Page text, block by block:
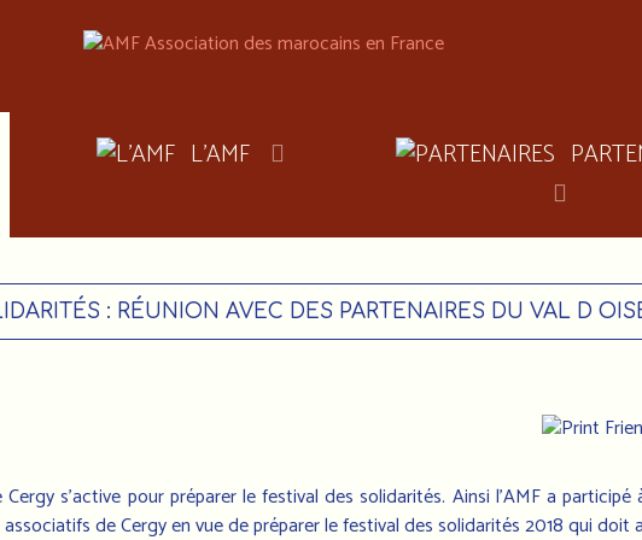
L'AMF
: RÉUNION AVEC DES PARTENAIRES DU VAL D
s'active pour préparer le festival des solidarités. Ainsi l'AMF a participé
de Cergy en vue de préparer le festival des solidarités 2018 qui doit